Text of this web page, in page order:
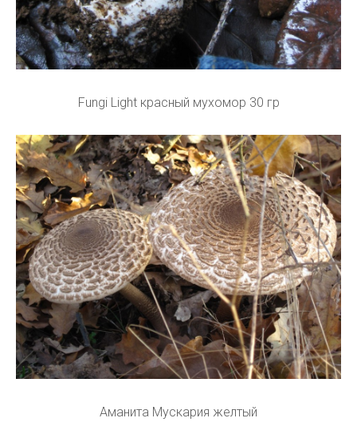
Fungi Light красный мухомор 30 гр
Аманита Мускария желтый